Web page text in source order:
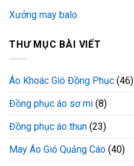
Xưởng may balo
THƯ MỤC BÀI VIẾT
Áo Khoác Gió Đồng Phục (46)
Đồng phục áo sơ mi (8)
Đồng phục áo thun (23)
May Áo Gió Quảng Cáo (40)